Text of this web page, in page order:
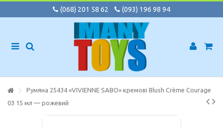
(068) 201 58 62 (093) 196 98 94
Румяна 25434 «VIVIENNE SABO» кремові Blush Crème Courage
03 15 мл — рожевий